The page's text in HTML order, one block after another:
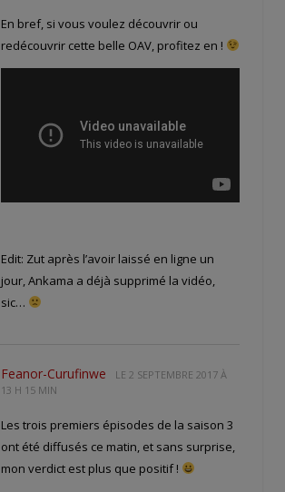
En bref, si vous voulez découvrir ou
redécouvrir cette belle OAV, profitez en !
Edit: Zut après l’avoir laissé en ligne un
jour, Ankama a déjà supprimé la vidéo,
sic…
Feanor-Curufinwe LE 2 SEPTEMBRE 2017 À
13 H 15 MIN
Les trois premiers épisodes de la saison 3
ont été diffusés ce matin, et sans surprise,
mon verdict est plus que positif !